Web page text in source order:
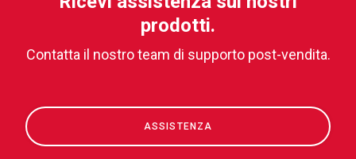
prodotti.
Contatta il nostro team di supporto post-vendita.
ASSISTENZA